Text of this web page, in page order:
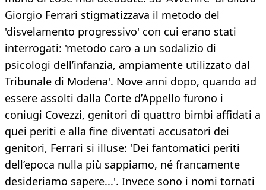
Giorgio Ferrari stigmatizzava il metodo del
'disvelamento progressivo' con cui erano stati
interrogati: 'metodo caro a un sodalizio di
psicologi dell’infanzia, ampiamente utilizzato dal
Tribunale di Modena'. Nove anni dopo, quando ad
essere assolti dalla Corte d’Appello furono i
coniugi Covezzi, genitori di quattro bimbi affidati a
quei periti e alla fine diventati accusatori dei
genitori, Ferrari si illuse: 'Dei fantomatici periti
dell’epoca nulla più sappiamo, né francamente
desideriamo sapere...'. Invece sono i nomi tornati